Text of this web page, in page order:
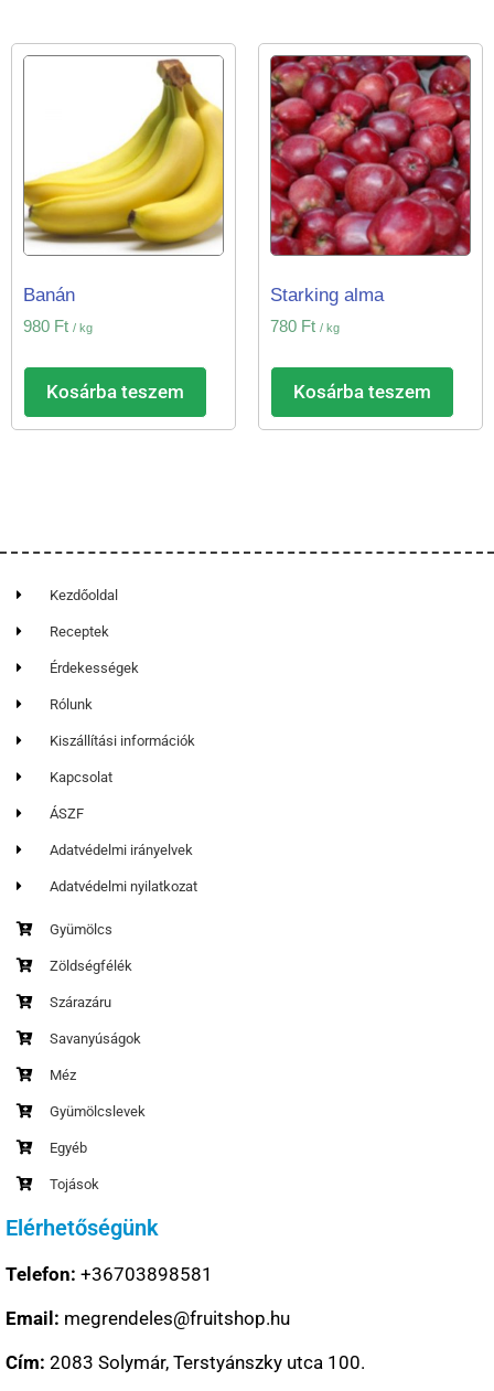
Banán
980 Ft / kg
Kosárba teszem
Starking alma
780 Ft / kg
Kosárba teszem
Kezdőoldal
Receptek
Érdekességek
Rólunk
Kiszállítási információk
Kapcsolat
ÁSZF
Adatvédelmi irányelvek
Adatvédelmi nyilatkozat
Gyümölcs
Zöldségfélék
Szárazáru
Savanyúságok
Méz
Gyümölcslevek
Egyéb
Tojások
Elérhetőségünk
Telefon: +36703898581
Email: megrendeles@fruitshop.hu
Cím: 2083 Solymár, Terstyánszky utca 100.